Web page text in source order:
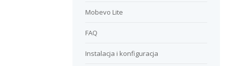
Mobevo Lite
FAQ
Instalacja i konfiguracja